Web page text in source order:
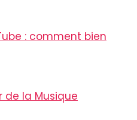
: comment bien
la Musique